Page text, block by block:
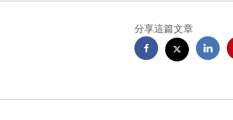
分享這篇文章